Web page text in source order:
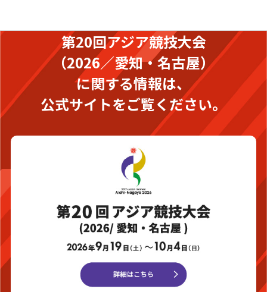
第20回アジア競技大会
（2026／愛知・名古屋）
に関する情報は、
公式サイトをご覧ください。